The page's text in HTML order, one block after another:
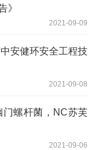
》
2021-09-09
安健环安全工程技
2021-09-08
螺杆菌，NC苏芙
2021-09-06